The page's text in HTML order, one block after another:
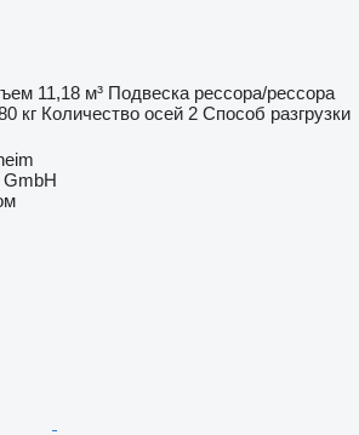
11,18 м³ Подвеска рессора/рессора
кг Количество осей 2 Способ разгрузки
GmbH